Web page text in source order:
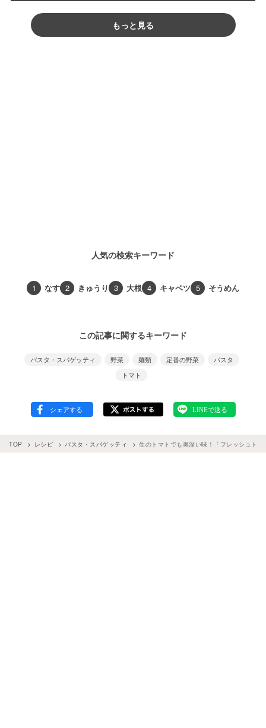
もっと見る
人気の検索キーワード
1 なす 2 きゅうり 3 大根 4 キャベツ 5 そうめん
この記事に関するキーワード
パスタ・スパゲッティ 野菜 麺類 定番の野菜
パスタ
トマト
TOP レシピ パスタ・スパゲッティ 生のトマトでも奥深い味！「フレッシュト